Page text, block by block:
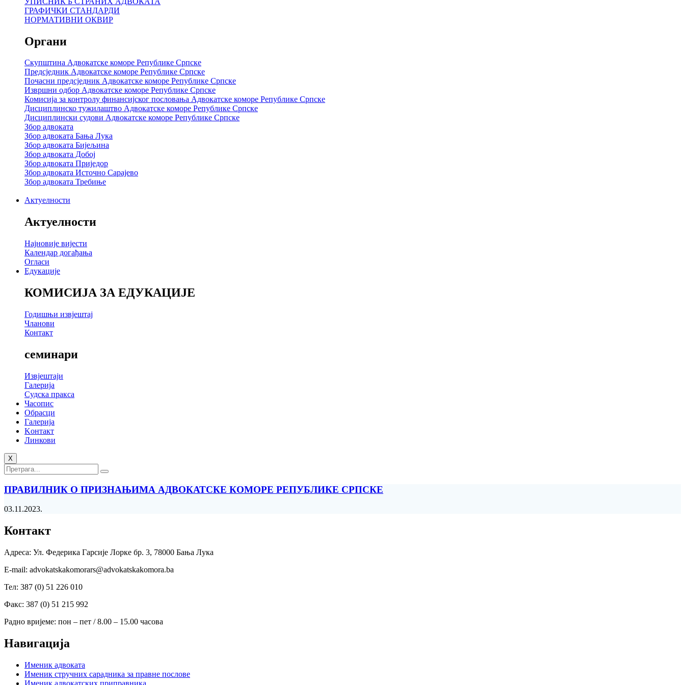
ГРАФИЧКИ СТАНДАРДИ
НОРМАТИВНИ ОКВИР
Органи
Скупштина Адвокатске коморе Републике Српске
Предсједник Адвокатске коморе Републике Српске
Почасни предсједник Адвокатске коморе Републике Српске
Извршни одбор Адвокатске коморе Републике Српске
Комисија за контролу финансијског пословања Адвокатске коморе Републике Српске
Дисциплинско тужилаштво Адвокатске коморе Републике Српске
Дисциплински судови Адвокатске коморе Републике Српске
Збор адвоката
Збор адвоката Бања Лука
Збор адвоката Бијељина
Збор адвоката Добој
Збор адвоката Приједор
Збор адвоката Источно Сарајево
Збор адвоката Требиње
Актуелности
Актуелности
Најновије вијести
Календар догађања
Огласи
Едукације
КОМИСИЈА ЗА ЕДУКАЦИЈЕ
Годишњи извјештај
Чланови
Контакт
семинари
Извјештаји
Галерија
Судска пракса
Часопис
Обрасци
Галерија
Kонтакт
Линкови
X
ПРАВИЛНИК О ПРИЗНАЊИМА АДВОКАТСКЕ КОМОРЕ РЕПУБЛИКЕ СРПСКЕ
03.11.2023.
Контакт
Адреса: Ул. Федерика Гарсије Лорке бр. 3, 78000 Бања Лука
Е-mail: advokatskakomorars@advokatskakomora.ba
Тел: 387 (0) 51 226 010
Факс: 387 (0) 51 215 992
Радно вријеме: пон – пет / 8.00 – 15.00 часова
Навигација
Именик адвоката
Именик стручних сарадника за правне послове
Именик адвокатских приправника